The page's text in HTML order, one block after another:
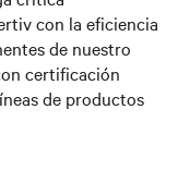
con la eficiencia
de nuestro
certificación
de productos